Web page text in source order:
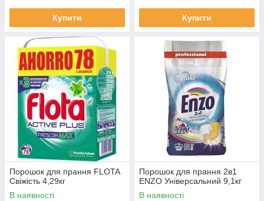
Купити Купити
Порошок для прання FLOTA
Свіжість 4,29кг
В наявності
Порошок для прання 2в1
ENZO Універсальний 9,1кг
В наявності